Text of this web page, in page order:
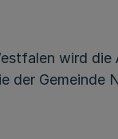
wird
Gemeinde